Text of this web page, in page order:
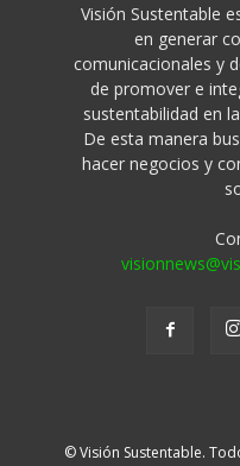
Visión Sustentable
en generar
comunicacionales y
de promover e
sustentabilidad en
De esta manera
hacer negocios y
© Visión Sustentable.